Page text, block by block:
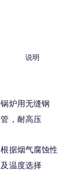
说明
锅炉用无缝钢
管，耐高压
根据烟气腐蚀性
及温度选择